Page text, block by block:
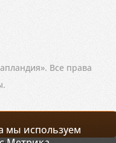
Все права
мы используем